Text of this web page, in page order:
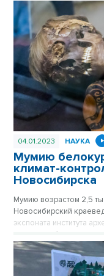
04.01.2023 НАУКА
Мумию
климат-
Новосибирска
Мумию возрастом 2,5
Новосибирский
экспоната института
поездка – большая
знаменитой принцессы
только по самым
мумия родом с Алтая